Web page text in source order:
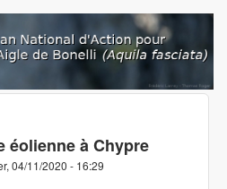
principal
éolienne à Chypre
04/11/2020 - 16:29